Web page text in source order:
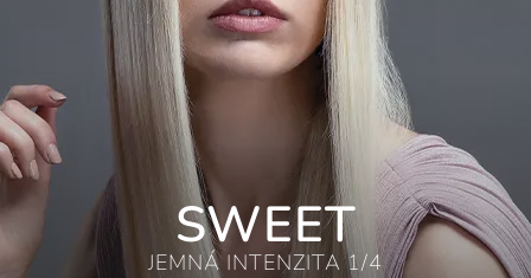
SWEET
JEMNÁ INTENZITA 1/4